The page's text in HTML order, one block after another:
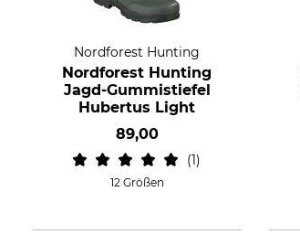
Nordforest Hunting
Nordforest Hunting
Jagd-Gummistiefel
Hubertus Light
89,00
1
12 Größen